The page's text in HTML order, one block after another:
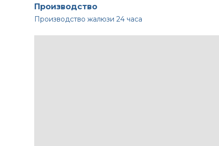
Производство
Производство жалюзи 24 часа